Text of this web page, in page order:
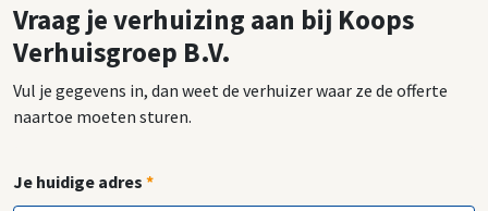
Vraag je verhuizing aan bij Koops
Verhuisgroep B.V.
Vul je gegevens in, dan weet de verhuizer waar ze de offerte
naartoe moeten sturen.
Je huidige adres *